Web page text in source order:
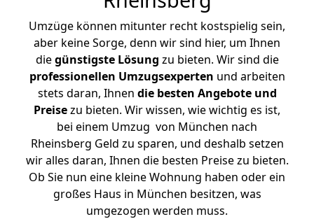
Umzüge können mitunter recht kostspielig sein,
aber keine Sorge, denn wir sind hier, um Ihnen
diegünstigste Lösung zu bieten. Wir sind die
professionellen Umzugsexperten und arbeiten
stets daran, Ihnen die besten Angebote und
Preisezu bieten. Wir wissen, wie wichtig es ist,
bei einem Umzug von München nach
Rheinsberg Geld zu sparen, und deshalb setzen
wir alles daran, Ihnen die besten Preise zu bieten.
Ob Sie nun eine kleine Wohnung haben oder ein
großes Haus in München besitzen, was
umgezogen werden muss.